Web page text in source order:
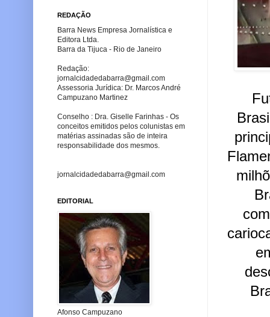
REDAÇÃO
Barra News Empresa Jornalística e
Editora Ltda.
Barra da Tijuca - Rio de Janeiro
Redação:
jornalcidadedabarra@gmail.com
Assessoria Jurídica: Dr. Marcos André
Campuzano Martinez
Conselho : Dra. Giselle Farinhas - Os
conceitos emitidos pelos colunistas em
matérias assinadas são de inteira
responsabilidade dos mesmos.
jornalcidadedabarra@gmail.com
EDITORIAL
Afonso Campuzano